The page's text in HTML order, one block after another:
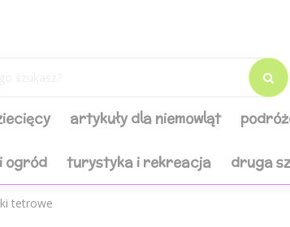
artykuły dla niemowląt
ogród turystyka i rekreacja druga
tetrowe